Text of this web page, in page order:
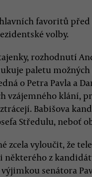
favoritů
volby.
rozhodnutí
paletu
o Petra Pavla a
vzájemného klání,
Babišova
Středulu, neboť
zcela vyloučit, že
z
senátora